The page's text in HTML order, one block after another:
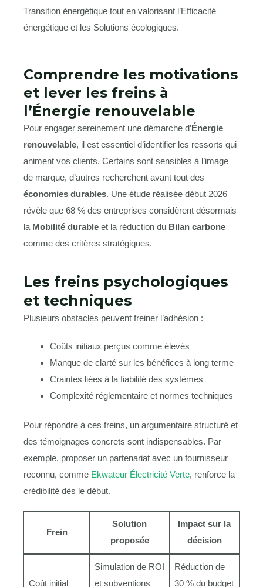
Transition énergétique tout en valorisant l’Efficacité
énergétique et les Solutions écologiques.
Comprendre les motivations
et lever les freins à
l’Énergie renouvelable
Pour engager sereinement une démarche d’Énergie
renouvelable, il est essentiel d’identifier les ressorts qui
animent vos clients. Certains sont sensibles à l’image
de marque, d’autres recherchent avant tout des
économies durables. Une étude réalisée début 2026
révèle que 68 % des entreprises considèrent désormais
la Mobilité durable et la réduction du Bilan carbone
comme des critères stratégiques.
Les freins psychologiques
et techniques
Plusieurs obstacles peuvent freiner l’adhésion :
Coûts initiaux perçus comme élevés
Manque de clarté sur les bénéfices à long terme
Craintes liées à la fiabilité des systèmes
Complexité réglementaire et normes techniques
Pour répondre à ces freins, un argumentaire structuré et
des témoignages concrets sont indispensables. Par
exemple, proposer un partenariat avec un fournisseur
reconnu, comme Ekwateur Électricité Verte, renforce la
crédibilité dès le début.
Frein
Solution
proposée
Impact sur la
décision
Coût initial
Simulation de ROI
et subventions
Réduction de
30 % du budget